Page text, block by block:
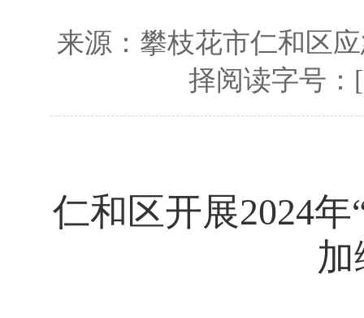
来源： 攀枝花市仁和区
择阅读字号
仁和区开展2024